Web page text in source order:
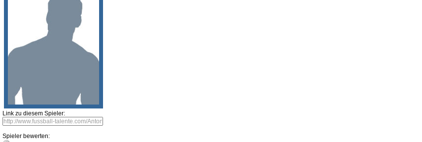
Link zu diesem Spieler:
Spieler bewerten: